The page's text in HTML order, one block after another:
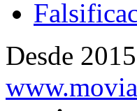
Desde